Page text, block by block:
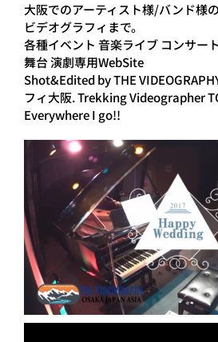
大阪でのアーティスト様/バンド様
ビデオグラフィまで。
各種イベント 音楽ライブ コンサー
舞台 演劇専用WebSite
Shot&Edited by THE
フィ大阪. Trekking Videographer
Everywhere I go!!